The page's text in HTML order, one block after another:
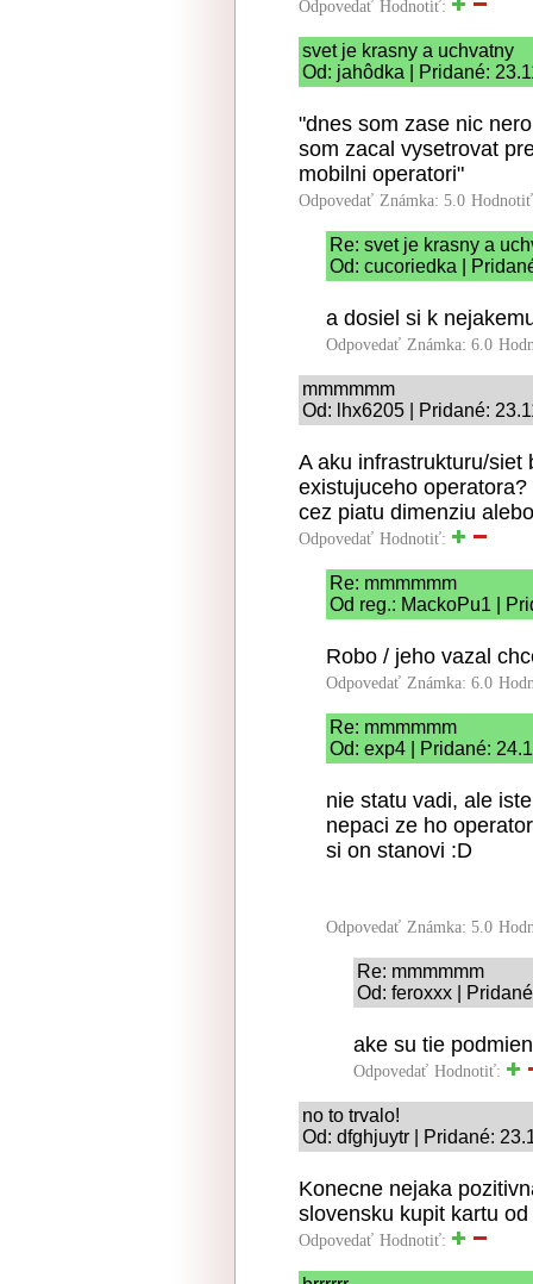
Odpovedať Hodnotiť:
svet je krasny a uchvatny
Od: jahôdka | Pridané:
"dnes som zase nic
som zacal vysetrovat
mobilni operatori"
Odpovedať Známka: 5.0
Re: svet je krasny a
Od: cucoriedka |
a dosiel si k
Odpovedať Známka: 6.0
mmmmmm
Od: lhx6205 | Pridané:
A aku infrastrukturu/siet
existujuceho
cez piatu dimenziu
Odpovedať Hodnotiť:
Re: mmmmmm
Od reg.: MackoPu1 |
Robo / jeho vazal
Odpovedať Známka: 6.0
Re: mmmmmm
Od: exp4 | Pridané:
nie statu vadi, ale
nepaci ze ho
si on stanovi :D
Odpovedať Známka: 5.0
Re: mmmmmm
Od: feroxxx |
ake su tie
Odpovedať Hodnotiť:
no to trvalo!
Od: dfghjuytr | Pridané:
Konecne nejaka
slovensku kupit kartu
Odpovedať Hodnotiť: